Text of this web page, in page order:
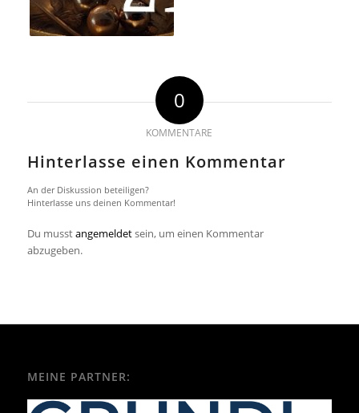
0
KOMMENTARE
Hinterlasse einen Kommentar
An der Diskussion beteiligen?
Hinterlasse uns deinen Kommentar!
Du musstangemeldetsein, um einen Kommentar
abzugeben.
MEINE PARTNER: